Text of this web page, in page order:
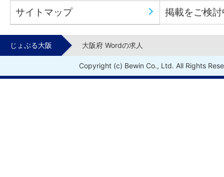
サイトマップ 掲載をご検
じょぶる大阪 大阪府 Wordの求人
Copyright (c) Bewin Co., Ltd. All Rights